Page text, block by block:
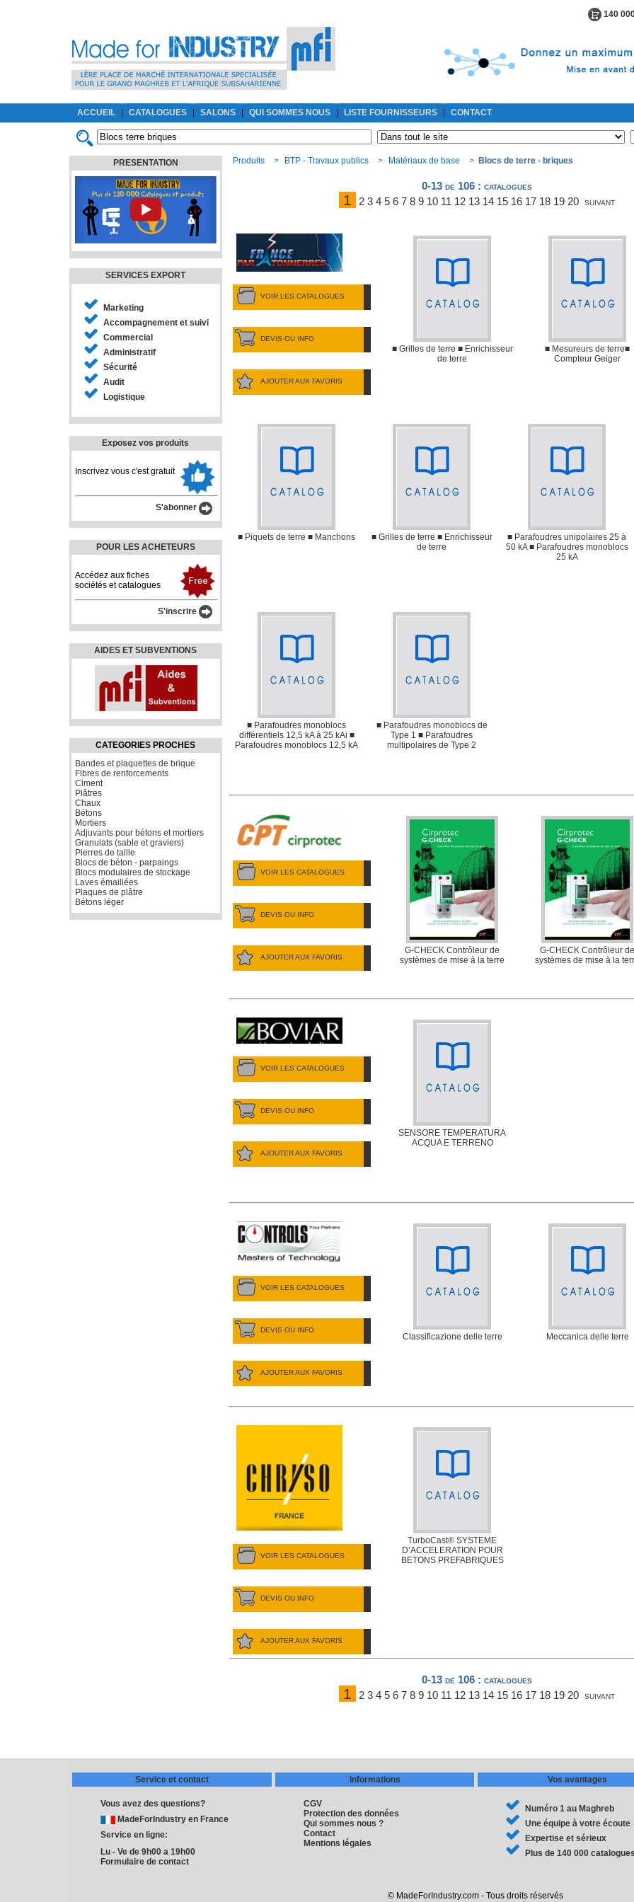
140
ACCUEIL CATALOGUES SALONS QUI SOMMES NOUS LISTE FOURNISSEURS CONTACT
PRESENTATION
SERVICES EXPORT
Marketing
Accompagnement et suivi
Commercial
Administratif
Sécurité
Audit
Logistique
Exposez vos produits
Inscrivez vous c'est gratuit
S'abonner
POUR LES ACHETEURS
Accédez aux fiches
sociétés et catalogues
S'inscrire
AIDES ET SUBVENTIONS
CATEGORIES PROCHES
Bandes et plaquettes de brique
Fibres de renforcements
Ciment
Plâtres
Chaux
Bétons
Mortiers
Adjuvants pour bétons et mortiers
Granulats (sable et graviers)
Pierres de taille
Blocs de béton - parpaings
Blocs modulaires de stockage
Laves émaillées
Plaques de plâtre
Bétons léger
Produits > BTP - Travaux publics > Matériaux de base > Blocs de terre - briques
0-13 de 106: catalogues
1 2 3 4 5 6 7 8 9 10 11 12 13 14 15 16 17 18 19 20 suivant
VOIR LES CATALOGUES
DEVIS OU INFO
AJOUTER AUX FAVORIS
■ Grilles de terre ■ Enrichisseur
de terre
■ Mesureurs de terre■
Compteur Geiger
■ Piquets de terre ■ Manchons
■ Grilles de terre ■ Enrichisseur
de terre
■ Parafoudres unipolaires 25 à
50 kA ■ Parafoudres monoblocs
25 kA
■ Parafoudres monoblocs
différentiels 12,5 kA à 25 kAi ■
Parafoudres monoblocs 12,5 kA
■ Parafoudres monoblocs de
Type 1 ■ Parafoudres
multipolaires de Type 2
VOIR LES CATALOGUES
DEVIS OU INFO
AJOUTER AUX FAVORIS
G-CHECK Contrôleur de
systèmes de mise à la terre
G-CHECK Contrôleur de
systèmes de mise à la
VOIR LES CATALOGUES
DEVIS OU INFO
AJOUTER AUX FAVORIS
SENSORE TEMPERATURA
ACQUA E TERRENO
VOIR LES CATALOGUES
DEVIS OU INFO
AJOUTER AUX FAVORIS
Classificazione delle terre Meccanica delle terre
VOIR LES CATALOGUES
DEVIS OU INFO
AJOUTER AUX FAVORIS
TurboCast® SYSTEME
D’ACCELERATION POUR
BETONS PREFABRIQUES
0-13 de 106: catalogues
1 2 3 4 5 6 7 8 9 10 11 12 13 14 15 16 17 18 19 20 suivant
Service et contact Informations Vos avantages
Vous avez des questions?
MadeForIndustry en France
Service en ligne:
Lu - Ve de 9h00 a 19h00
Formulaire de contact
CGV
Protection des données
Qui sommes nous ?
Contact
Mentions légales
Numéro 1 au Maghreb
Une équipe à votre écoute
Expertise et sérieux
Plus de 140 000
© MadeForIndustry.com - Tous droits réservés